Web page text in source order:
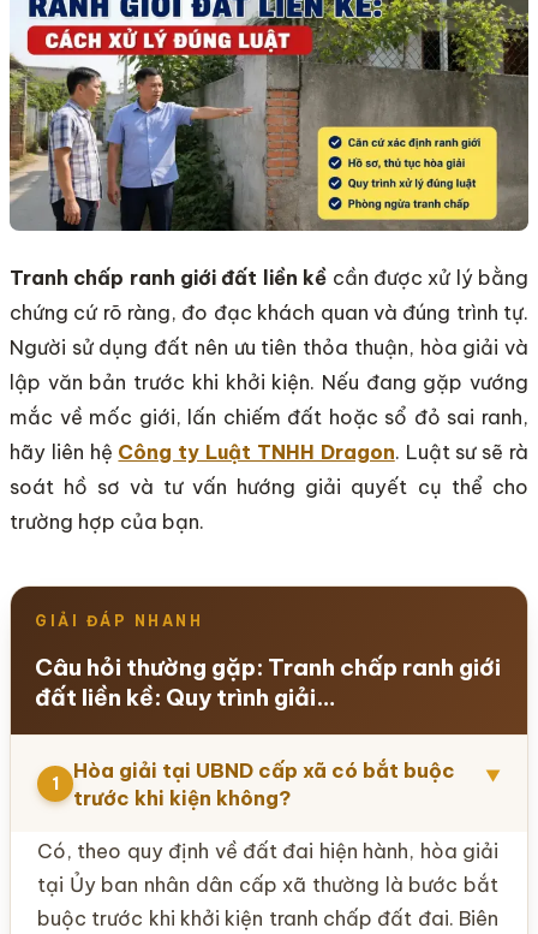
Tranh chấp ranh giới đất liền kề cần được xử lý bằng
chứng cứ rõ ràng, đo đạc khách quan và đúng trình tự.
Người sử dụng đất nên ưu tiên thỏa thuận, hòa giải và
lập văn bản trước khi khởi kiện. Nếu đang gặp vướng
mắc về mốc giới, lấn chiếm đất hoặc sổ đỏ sai ranh,
hãy liên hệ Công ty Luật TNHH Dragon. Luật sư sẽ rà
soát hồ sơ và tư vấn hướng giải quyết cụ thể cho
trường hợp của bạn.
GIẢI ĐÁP NHANH
Câu hỏi thường gặp: Tranh chấp ranh giới
đất liền kề: Quy trình giải…
1
Hòa giải tại UBND cấp xã có bắt buộc
trước khi kiện không?
▼
Có, theo quy định về đất đai hiện hành, hòa giải
tại Ủy ban nhân dân cấp xã thường là bước bắt
buộc trước khi khởi kiện tranh chấp đất đai. Biên